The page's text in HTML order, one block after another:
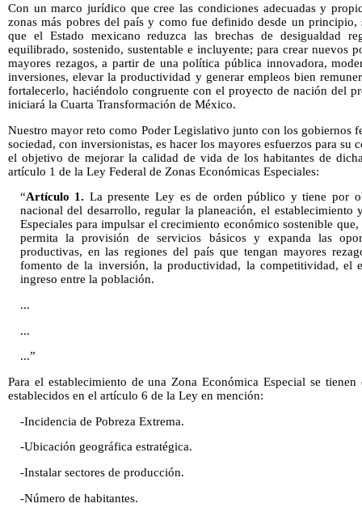
Con un marco jurídico que cree las condiciones adecuadas y
zonas más pobres del país y como fue definido desde un principio,
que el Estado mexicano reduzca las brechas de desigualdad
equilibrado, sostenido, sustentable e incluyente; para crear nuevos
mayores rezagos, a partir de una política pública innovadora,
inversiones, elevar la productividad y generar empleos bien
fortalecerlo, haciéndolo congruente con el proyecto de nación del
iniciará la Cuarta Transformación de México.
Nuestro mayor reto como Poder Legislativo junto con los gobiernos
sociedad, con inversionistas, es hacer los mayores esfuerzos para su
el objetivo de mejorar la calidad de vida de los habitantes de
artículo 1 de la Ley Federal de Zonas Económicas Especiales:
“Artículo 1. La presente Ley es de orden público y tiene por
nacional del desarrollo, regular la planeación, el establecimiento
Especiales para impulsar el crecimiento económico sostenible
permita la provisión de servicios básicos y expanda las
productivas, en las regiones del país que tengan mayores
fomento de la inversión, la productividad, la competitividad, el
ingreso entre la población.
...
...
...”
Para el establecimiento de una Zona Económica Especial se tienen
establecidos en el artículo 6 de la Ley en mención:
-Incidencia de Pobreza Extrema.
-Ubicación geográfica estratégica.
-Instalar sectores de producción.
-Número de habitantes.